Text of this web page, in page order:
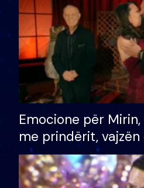
Emocione për
me prindërit, vajzën
bashkëshorten:
divorci apo jo?